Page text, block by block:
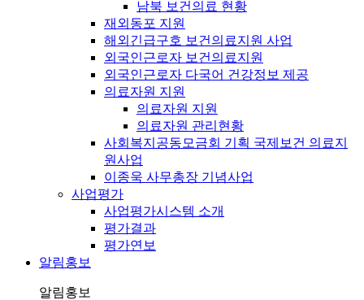
남북 보건의료 현황
재외동포 지원
해외긴급구호 보건의료지원 사업
외국인근로자 보건의료지원
외국인근로자 다국어 건강정보 제공
의료자원 지원
의료자원 지원
의료자원 관리현황
사회복지공동모금회 기획 국제보건 의료지
원사업
이종욱 사무총장 기념사업
사업평가
사업평가시스템 소개
평가결과
평가연보
알림홍보
알림홍보